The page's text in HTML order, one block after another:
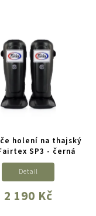
holení na thajský
SP3 - černá
2 190 Kč
Detail